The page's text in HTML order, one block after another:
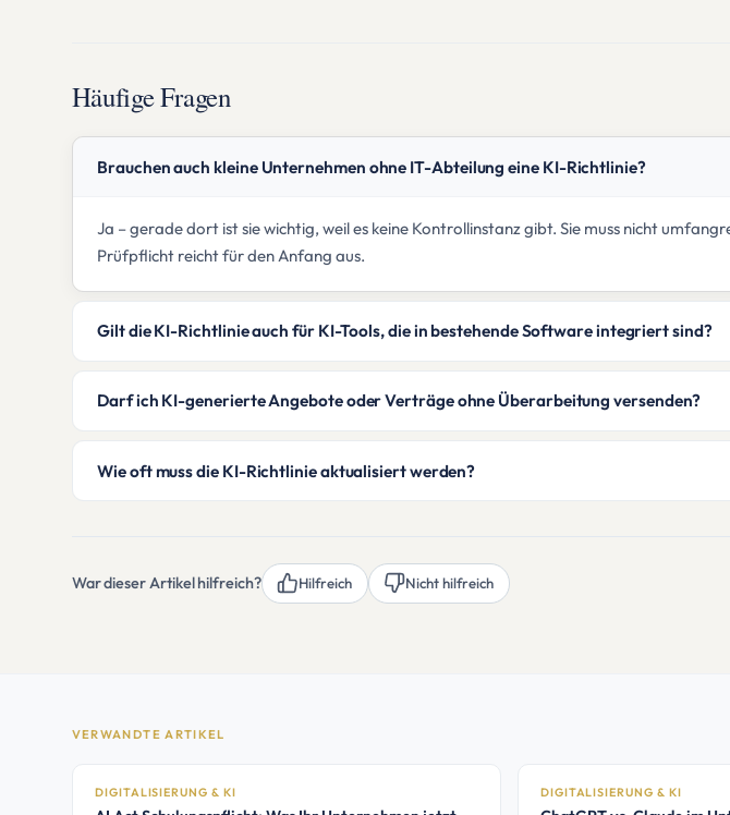
Häufige Fragen
Brauchen auch kleine Unternehmen ohne IT-Abteilung eine KI-Richtlinie?
Ja – gerade dort ist sie wichtig, weil es keine Kontrollinstanz gibt. Sie muss nicht
Prüfpflicht reicht für den Anfang aus.
Gilt die KI-Richtlinie auch für KI-Tools, die in bestehende Software integriert sind?
Darf ich KI-generierte Angebote oder Verträge ohne Überarbeitung versenden?
Wie oft muss die KI-Richtlinie aktualisiert werden?
War dieser Artikel hilfreich? Hilfreich Nicht hilfreich
VERWANDTE ARTIKEL
DIGITALISIERUNG & KI DIGITALISIERUNG & KI